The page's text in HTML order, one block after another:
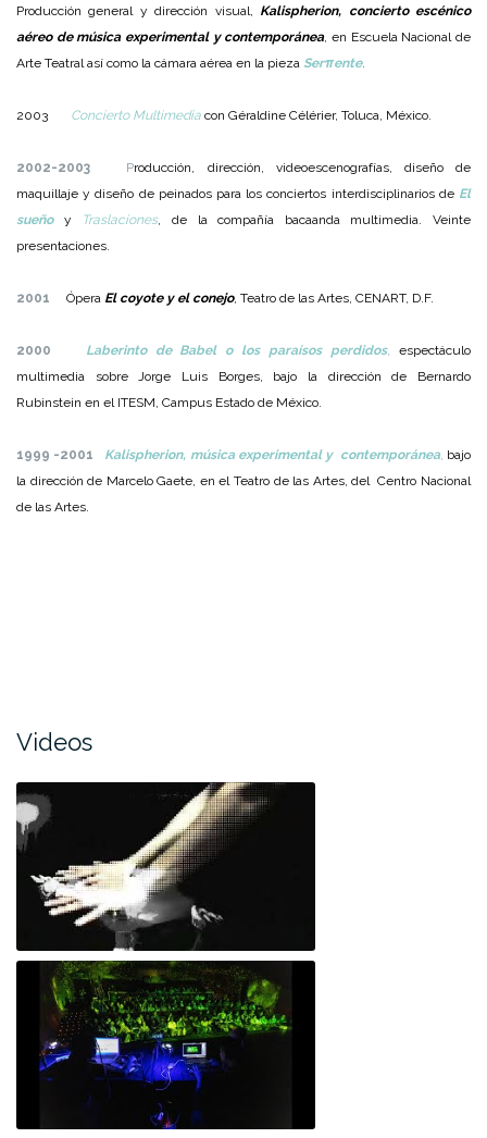
Producción general y dirección visual, Kalispherion, concierto escénico
aéreo de música experimental y contemporánea, en Escuela Nacional de
Arte Teatral así como la cámara aérea en la pieza Serπente.
2003 Concierto Multimedia con Géraldine Célérier, Toluca, México.
2002-2003 Producción, dirección, videoescenografías, diseño de
maquillaje y diseño de peinados para los conciertos interdisciplinarios de El
sueño
y Traslaciones, de la compañía bacaanda multimedia. Veinte
presentaciones.
2001 Ópera El coyote y el conejo, Teatro de las Artes, CENART, D.F.
2000 Laberinto de Babel o los paraísos perdidos,espectáculo
multimedia sobre Jorge Luis Borges, bajo la dirección de Bernardo
Rubinstein en el ITESM, Campus Estado de México.
1999 -2001 Kalispherion, música experimental y contemporánea, bajo
la dirección de Marcelo Gaete, en el Teatro de las Artes, del Centro Nacional
de las Artes.
Videos
Cuerpo Lúminico